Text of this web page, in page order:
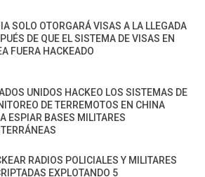
SOLO OTORGARÁ VISAS A LA LLEGADA
DE QUE EL SISTEMA DE VISAS EN
FUERA HACKEADO
UNIDOS HACKEO LOS SISTEMAS DE
DE TERREMOTOS EN CHINA
ESPIAR BASES MILITARES
RADIOS POLICIALES Y MILITARES
EXPLOTANDO 5